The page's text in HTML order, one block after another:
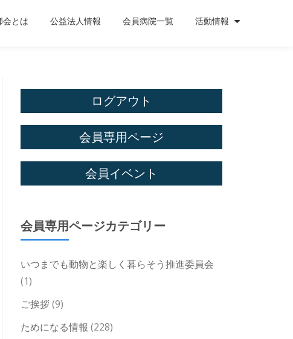
会とは 公益法人情報 会員病院一覧 活動情報
ログアウト
会員専用ページ
会員イベント
会員専用ページカテゴリー
いつまでも動物と楽しく暮らそう推進委員会
(1)
ご挨拶(9)
ためになる情報 (228)